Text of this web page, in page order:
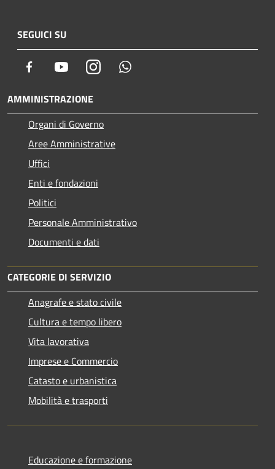
SEGUICI SU
Facebook YoutubeInstagram
AMMINISTRAZIONE
Organi di Governo
Aree Amministrative
Uffici
Enti e fondazioni
Politici
Personale Amministrativo
Documenti e dati
CATEGORIE DI SERVIZIO
Anagrafe e stato civile
Cultura e tempo libero
Vita lavorativa
Imprese e Commercio
Catasto e urbanistica
Mobilità e trasporti
Educazione e formazione